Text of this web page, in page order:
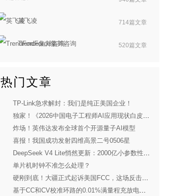
英飞凌 714篇文章
TrendForce集邦咨询 520篇文章
热门文章
TP-Link急求解封：我们是纯正美国企业！
独家！《2026中国电子工程师AI应用现状白皮书》重磅发布
炸场！英伟达发布全球首个开源量子AI模型
喜报！我国成功发射四维高景二号0506星
DeepSeek V4 Lite悄然更新：2000亿小参数性能逼近美国顶流
单片机时钟不准怎么处理？
硬刚到底！大疆正式起诉美国FCC，这场反击太解气
基于CC和CV校准环路的0.01%满量程充放电电流控制精度实现